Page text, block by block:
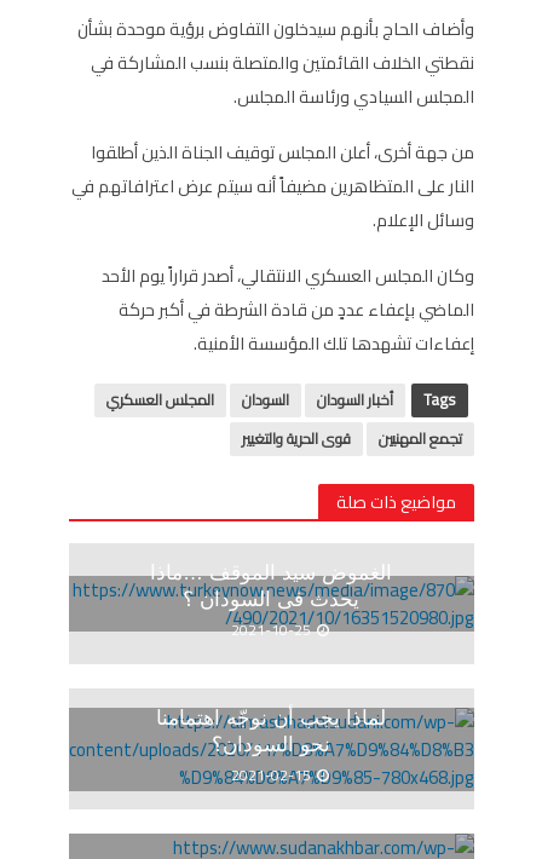
وأضاف الحاج بأنهم سيدخلون التفاوض برؤية موحدة بشأن
نقطتي الخلاف القائمتين والمتصلة بنسب المشاركة في
المجلس السيادي ورئاسة المجلس.
من جهة أخرى، أعلن المجلس توقيف الجناة الذين أطلقوا
النار على المتظاهرين مضيفاً أنه سيتم عرض اعترافاتهم في
وسائل الإعلام.
وكان المجلس العسكري الانتقالي، أصدر قراراً يوم الأحد
الماضي بإعفاء عددٍ من قادة الشرطة في أكبر حركة
إعفاءات تشهدها تلك المؤسسة الأمنية.
Tags أخبار السودان السودان
المجلس العسكري
تجمع المهنيين
قوى الحرية والتغيير
مواضيع ذات صلة
الغموض سيد الموقف …ماذا
يحدث فى السودان ؟
2021-10-25
لماذا يجب أن نوجّه اهتمامنا
نحو السودان؟
2021-02-15